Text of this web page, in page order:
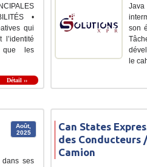
•
qui
l’identité
les
Détail ››
son
le
Août,
2025
ses
Can States
des Conducteurs
Camion